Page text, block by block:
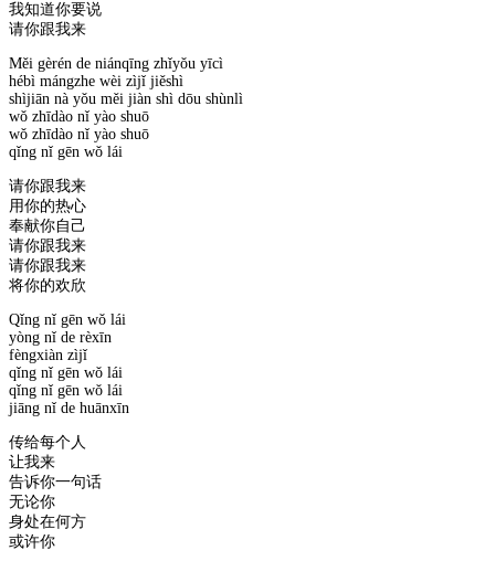
我知道你要说
请你跟我来
Měi gèrén de niánqīng zhǐyǒu yīcì
hébì mángzhe wèi zìjǐ jiěshì
shìjiān nà yǒu měi jiàn shì dōu shùnlì
wǒ zhīdào nǐ yào shuō
wǒ zhīdào nǐ yào shuō
qǐng nǐ gēn wǒ lái
请你跟我来
用你的热心
奉献你自己
请你跟我来
请你跟我来
将你的欢欣
Qǐng nǐ gēn wǒ lái
yòng nǐ de rèxīn
fèngxiàn zìjǐ
qǐng nǐ gēn wǒ lái
qǐng nǐ gēn wǒ lái
jiāng nǐ de huānxīn
传给每个人
让我来
告诉你一句话
无论你
身处在何方
或许你